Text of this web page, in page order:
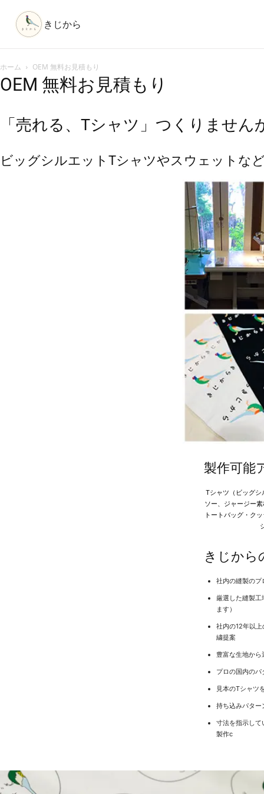
きじから
ホーム OEM 無料お見積もり
OEM 無料お見積もり
「売れる、Tシャツ」つくりません
ビッグシルエットTシャツやスウェットな
製作可能
Tシャツ（ビッグシ
ソー、ジャージー
トートバッグ・ク
きじから
社内の縫製のプ
厳選した縫製
ます）
社内の12年以
繍提案
豊富な生地から
プロの国内の
見本のTシャツ
持ち込みパター
寸法を指示して
製作c